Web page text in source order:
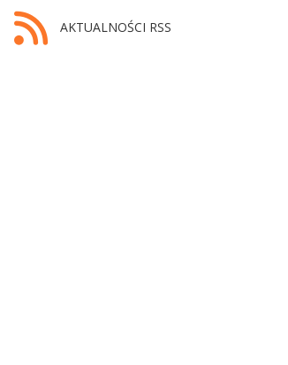
AKTUALNOŚCI RSS